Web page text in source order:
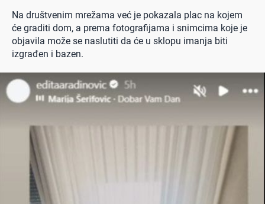
Na društvenim mrežama već je pokazala plac na kojem
će graditi dom, a prema fotografijama i snimcima koje je
objavila može se naslutiti da će u sklopu imanja biti
izgrađen i bazen.